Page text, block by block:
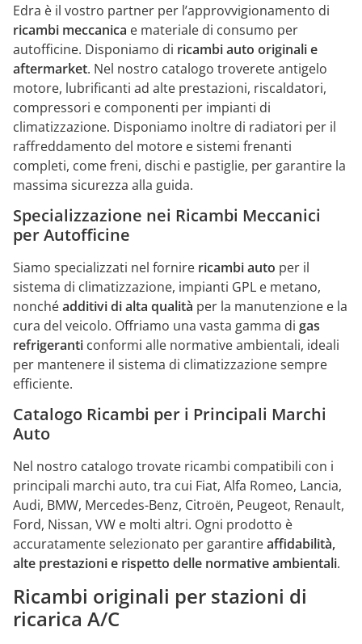
Edra è il vostro partner per l’approvvigionamento di
ricambi meccanica e materiale di consumo per
autofficine. Disponiamo di ricambi auto originali e
aftermarket. Nel nostro catalogo troverete antigelo
motore, lubrificanti ad alte prestazioni, riscaldatori,
compressori e componenti per impianti di
climatizzazione. Disponiamo inoltre di radiatori per il
raffreddamento del motore e sistemi frenanti
completi, come freni, dischi e pastiglie, per garantire la
massima sicurezza alla guida.
Specializzazione nei Ricambi Meccanici
per Autofficine
Siamo specializzati nel fornire ricambi auto per il
sistema di climatizzazione, impianti GPL e metano,
nonchéadditivi di alta qualità per la manutenzione e la
cura del veicolo. Offriamo una vasta gamma di gas
refrigeranti conformi alle normative ambientali, ideali
per mantenere il sistema di climatizzazione sempre
efficiente.
Catalogo Ricambi per i Principali Marchi
Auto
Nel nostro catalogo trovate ricambi compatibili con i
principali marchi auto, tra cui Fiat, Alfa Romeo, Lancia,
Audi, BMW, Mercedes-Benz, Citroën, Peugeot, Renault,
Ford, Nissan, VW e molti altri. Ogni prodotto è
accuratamente selezionato per garantireaffidabilità,
alte prestazioni e rispetto delle normative ambientali.
Ricambi originali per stazioni di
ricarica A/C